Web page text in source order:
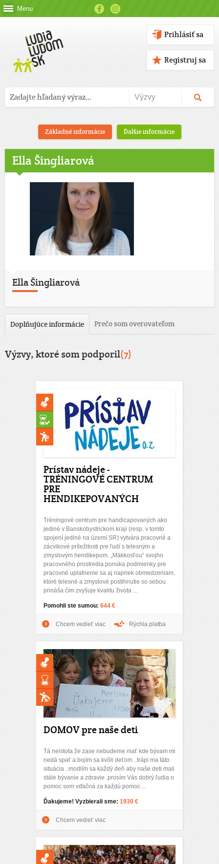
Menu
Prihlásiť sa
Registruj sa
Základné informácie Ďalšie informácie
Ella Šingliarová
Ella Šingliarová
Doplňujúce informácie Prečo som overovateľom
Výzvy, ktoré som podporil(7)
Prístav nádeje -
TRÉNINGOVÉ CENTRUM
PRE
HENDIKEPOVANÝCH
Tréningové centrum pre handicapovaných ako
jediné v Banskobystrickom kraji (resp. v tomto
spojení jediné na území SR) vytvára pracovné a
zácvikové príležitosti pre ľudí s telesným a
zmyslovým hendikepom. „Mäkkosťou“ svojho
pracovného prostredia ponúka podmienky pre
pracovné uplatnenie sa aj napriek obmedzeniam,
ktoré telesné a zmyslové postihnutie so sebou
prináša čím zvyšuje kvalitu života ...
Pomohli ste sumou: 644 €
Chcem vedieť viac Rýchla platba
DOMOV pre naše deti
Tá neistota že zase nebudeme mať kde bývam mi
nedá spať a bojím sa kvôli deťom ..trápi ma táto
situácia ..modlím sa každý deň aby naše deti mali
stále bývanie a zdravie .prosím Vás dobrý ľudia o
pomoc som vďačná za každú pomoc ...
Ďakujeme! Vyzbierali sme: 1930 €
Chcem vedieť viac